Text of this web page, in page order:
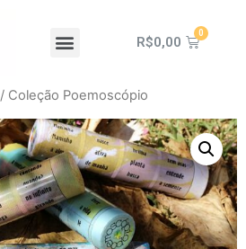
R$0,00
/ Coleção Poemoscópio